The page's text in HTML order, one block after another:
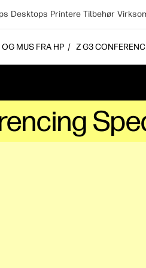
Desktops Printere Tilbehør
MUS FRA HP Z G3